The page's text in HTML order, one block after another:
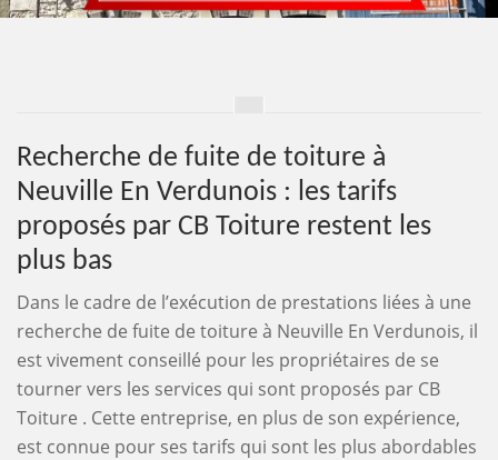
Recherche de fuite de toiture à
Neuville En Verdunois : les tarifs
proposés par CB Toiture restent les
plus bas
Dans le cadre de l’exécution de prestations liées à une
recherche de fuite de toiture à Neuville En Verdunois, il
est vivement conseillé pour les propriétaires de se
tourner vers les services qui sont proposés par CB
Toiture . Cette entreprise, en plus de son expérience,
est connue pour ses tarifs qui sont les plus abordables